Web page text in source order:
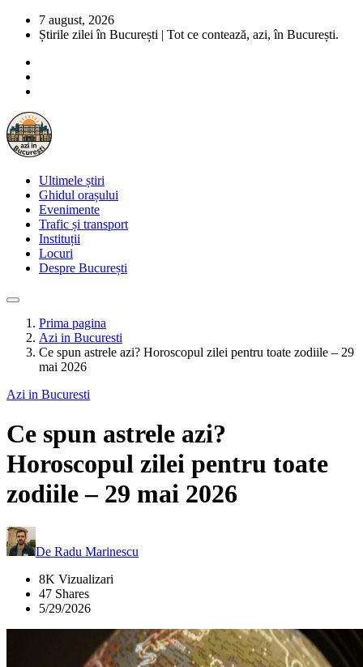
7 august, 2026
Știrile zilei în București | Tot ce contează, azi, în București.
Ultimele știri
Ghidul orașului
Evenimente
Trafic și transport
Instituții
Locuri
Despre București
Prima pagina
Azi in Bucuresti
Ce spun astrele azi? Horoscopul zilei pentru toate zodiile – 29
mai 2026
Azi in Bucuresti
Ce spun astrele azi?
Horoscopul zilei pentru toate
zodiile – 29 mai 2026
De Radu Marinescu
8K Vizualizari
47 Shares
5/29/2026